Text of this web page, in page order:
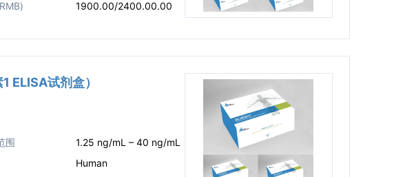
1900.00/2400.00.00
ELISA试剂盒）
围
1.25 ng/mL – 40 ng/mL
Human